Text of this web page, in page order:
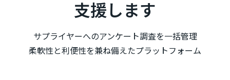
支援します
サプライヤーへのアンケート調査を一括管理
柔軟性と利便性を兼ね備えたプラットフォーム